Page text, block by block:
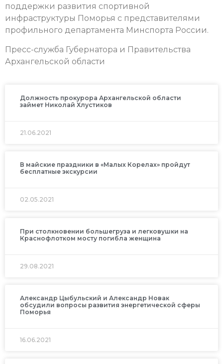
поддержки развития спортивной
инфраструктуры Поморья с представителями
профильного департамента Минспорта России.
Пресс-служба Губернатора и Правительства
Архангельской области
Должность прокурора Архангельской области
займет Николай Хлустиков
21.06.2021
В майские праздники в «Малых Корелах» пройдут
бесплатные экскурсии
02.05.2021
При столкновении большегруза и легковушки на
Краснофлотком мосту погибла женщина
29.08.2021
Александр Цыбульский и Александр Новак
обсудили вопросы развития энергетической сферы
Поморья
16.06.2021